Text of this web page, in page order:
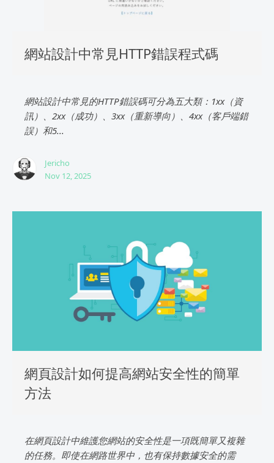
網站設計中常見HTTP錯誤程式碼
網站設計中常見的HTTP錯誤碼可分為五大類：1xx（資
訊）、2xx（成功）、3xx（重新導向）、4xx（客戶端錯
誤）和5...
Jericho
Nov 12, 2025
網頁設計如何提高網站安全性的簡單
方法
在網頁設計中維護您網站的安全性是一項既簡單又複雜
的任務。即使在網路世界中，也有保持數據安全的需